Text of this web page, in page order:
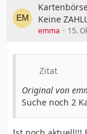
Keine
emma 15.
Zitat
Original von
Suche noch 2